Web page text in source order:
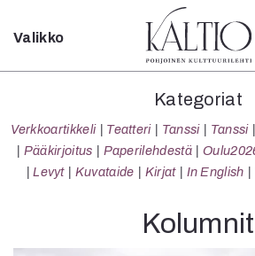
Sulje
Kategoriat
Verkkoartikkeli
Teatteri
Tanssi
Sarjakuva
Sámegillii
Valikko
Kategoriat
Verkkoartikkeli Teatteri Tanssi Tanssi
Pääkirjoitus
Paperilehdestä
Levyt
Kuvataide Kirjat In English
Kolumnit